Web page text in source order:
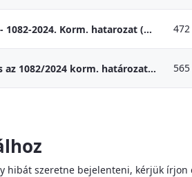
Cselekvesi_terv_jelentes - 1082-2024. Korm. hatarozat (4.a pont) 472
2024 évi adatszolgáltatás az 1082/2024 korm. határozat alapján
hibát szeretne bejelenteni, kérjük